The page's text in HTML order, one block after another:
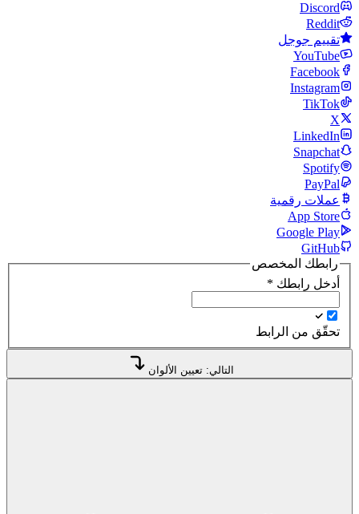
Discord
Reddit
تقييم جوجل
YouTube
Facebook
Instagram
TikTok
X
LinkedIn
Snapchat
Spotify
PayPal
عملات رقمية
App Store
Google Play
GitHub
رابطك المخصص
أدخل رابطك *
تحقّق من الرابط
التالي: تعيين الألوان